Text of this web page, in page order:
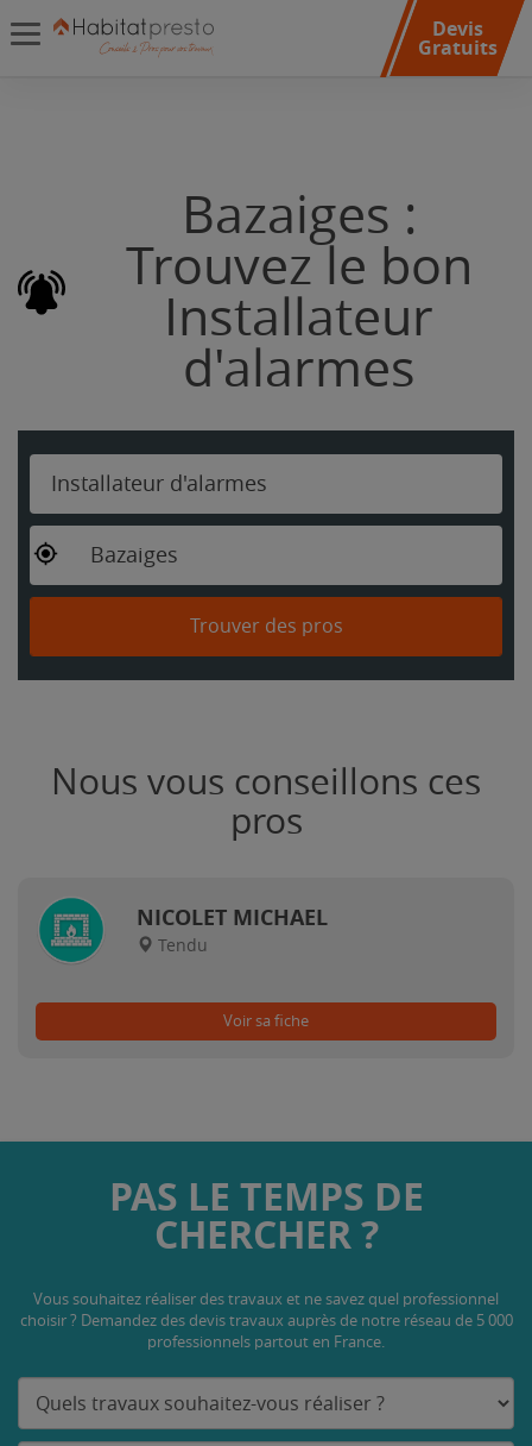
Devis
Gratuits
Bazaiges :
Trouvez le bon
Installateur
d'alarmes
Installateur d'alarmes
Bazaiges
Trouver des pros
Nous vous conseillons ces
pros
NICOLET MICHAEL
Tendu
Voir sa fiche
PAS LE TEMPS DE
CHERCHER ?
Vous souhaitez réaliser des travaux et ne savez quel professionnel
choisir ? Demandez des devis travaux auprès de notre réseau de 5 000
professionnels partout en France.